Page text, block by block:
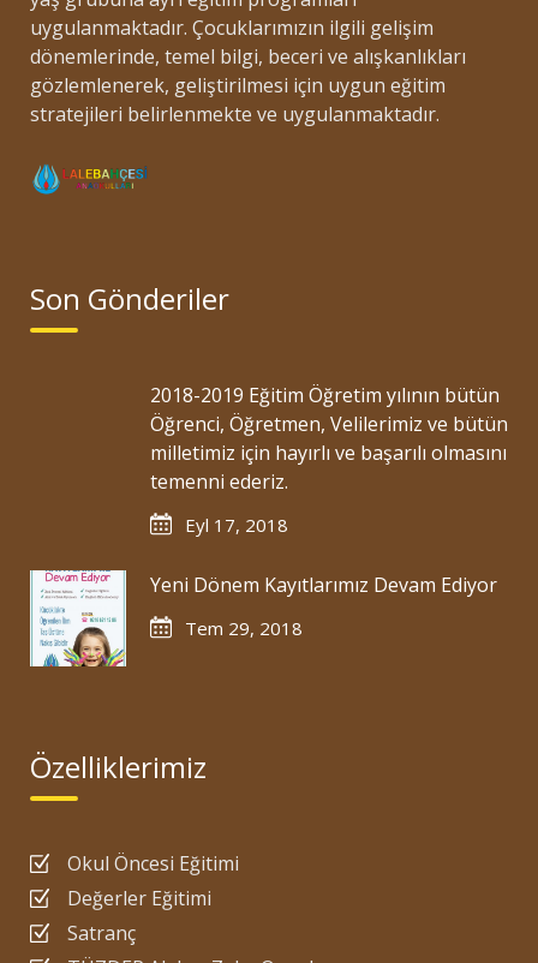
uygulanmaktadır. Çocuklarımızın ilgili gelişim
dönemlerinde, temel bilgi, beceri ve alışkanlıkları
gözlemlenerek, geliştirilmesi için uygun eğitim
stratejileri belirlenmekte ve uygulanmaktadır.
Son Gönderiler
2018-2019 Eğitim Öğretim yılının bütün
Öğrenci, Öğretmen, Velilerimiz ve bütün
milletimiz için hayırlı ve başarılı olmasını
temenni ederiz.
Eyl 17, 2018
Yeni Dönem Kayıtlarımız Devam Ediyor
Tem 29, 2018
Özelliklerimiz
Okul Öncesi Eğitimi
Değerler Eğitimi
Satranç